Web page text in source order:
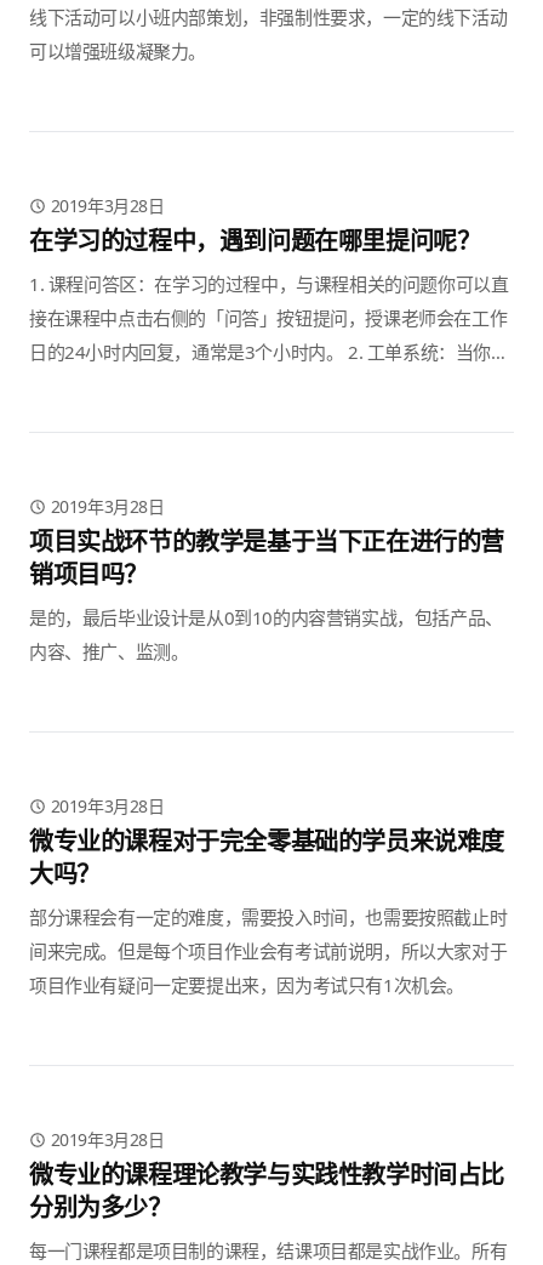
线下活动可以小班内部策划，非强制性要求，一定的线下活动
可以增强班级凝聚力。
2019年3月28日
在学习的过程中，遇到问题在哪里提问呢？
1. 课程问答区：在学习的过程中，与课程相关的问题你可以直
接在课程中点击右侧的「问答」按钮提问，授课老师会在工作
日的24小时内回复，通常是3个小时内。 2. 工单系统：当你遇
2019年3月28日
项目实战环节的教学是基于当下正在进行的营
销项目吗？
是的，最后毕业设计是从0到10的内容营销实战，包括产品、
内容、推广、监测。
2019年3月28日
微专业的课程对于完全零基础的学员来说难度
大吗？
部分课程会有一定的难度，需要投入时间，也需要按照截止时
间来完成。但是每个项目作业会有考试前说明，所以大家对于
项目作业有疑问一定要提出来，因为考试只有1次机会。
2019年3月28日
微专业的课程理论教学与实践性教学时间占比
分别为多少？
每一门课程都是项目制的课程，结课项目都是实战作业。所有